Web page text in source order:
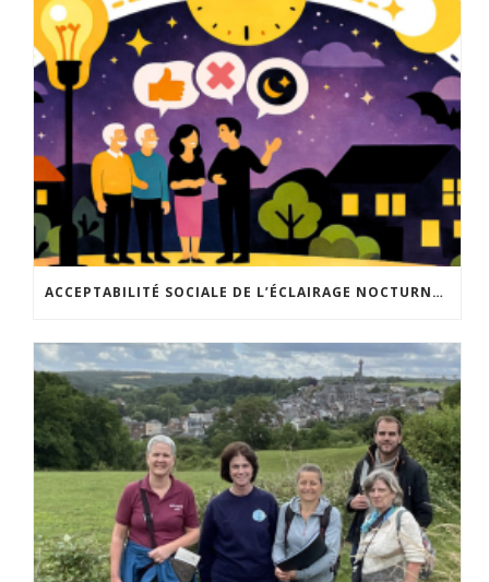
ACCEPTABILITÉ SOCIALE DE L’ÉCLAIRAGE NOCTURNE : LE REPLAY EST DISPONIBLE